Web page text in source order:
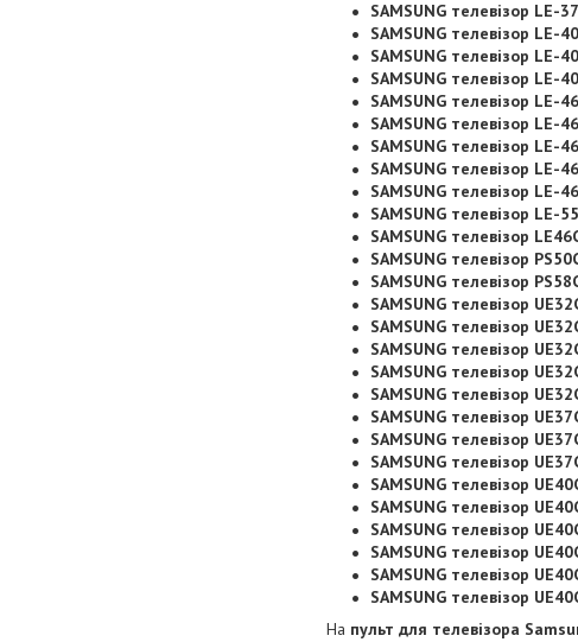
SAMSUNG телевізор LE-
SAMSUNG телевізор LE-
SAMSUNG телевізор LE-
SAMSUNG телевізор LE-
SAMSUNG телевізор LE-
SAMSUNG телевізор LE-
SAMSUNG телевізор LE-
SAMSUNG телевізор LE-
SAMSUNG телевізор LE-
SAMSUNG телевізор LE-
SAMSUNG телевізор
SAMSUNG телевізор
SAMSUNG телевізор
SAMSUNG телевізор
SAMSUNG телевізор
SAMSUNG телевізор
SAMSUNG телевізор
SAMSUNG телевізор
SAMSUNG телевізор
SAMSUNG телевізор
SAMSUNG телевізор
SAMSUNG телевізор
SAMSUNG телевізор
SAMSUNG телевізор
SAMSUNG телевізор
SAMSUNG телевізор
SAMSUNG телевізор
На пульт для телевізора